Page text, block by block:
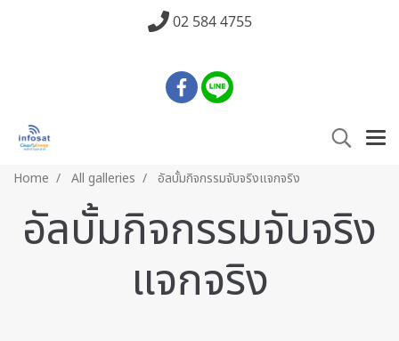
02 584 4755
Home All galleries อัลบั้มกิจกรรมจับจริงแจกจริง
อัลบั้มกิจกรรมจับจริง
แจกจริง